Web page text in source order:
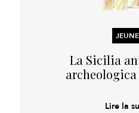
La Sicilia
Lire la